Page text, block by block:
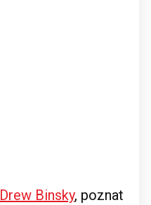
Drew Binsky, poznat